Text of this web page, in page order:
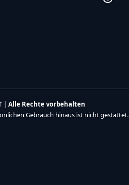
| Alle Rechte vorbehalten
Gebrauch hinaus ist nicht gestattet.